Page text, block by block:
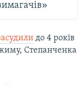
до 4 років
Степанченка